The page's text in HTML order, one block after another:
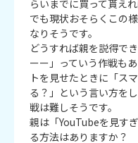
らいまでに買って貰えれ
でも現状おそらくこの
なりそうです。
どうすれば親を説得で
ーー」っていう作戦も
トを見せたときに「ス
る？」という言い方を
戦は難しそうです。
親は「YouTubeを見す
る方法はありますか？